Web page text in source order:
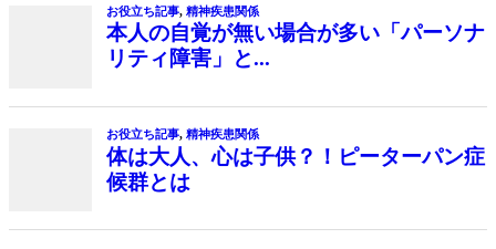
お役立ち記事, 精神疾患関係
本人の自覚が無い場合が多い「パーソナ
リティ障害」と...
お役立ち記事, 精神疾患関係
体は大人、心は子供？！ピーターパン症
候群とは